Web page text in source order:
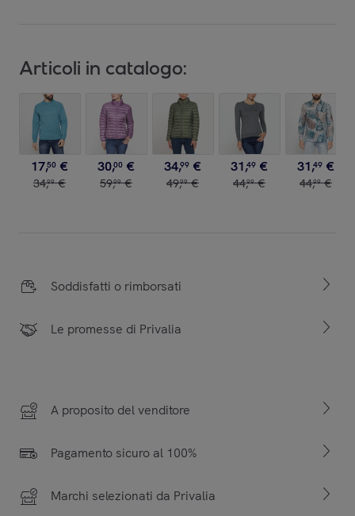
Articoli in catalogo:
17,50 €
34,99 €
30,00 €
59,99 €
34,99 €
49,99 €
31,49 €
44,99 €
31,49 €
44,99 €
Soddisfatti o rimborsati
Le promesse di Privalia
A proposito del venditore
Pagamento sicuro al 100%
Marchi selezionati da Privalia